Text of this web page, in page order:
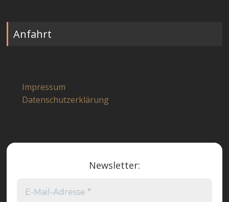
Anfahrt
Impressum
Datenschutzerklärung
Newsletter: